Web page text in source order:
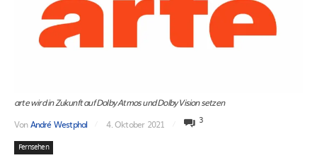
arte wird in Zukunft auf Dolby Atmos und Dolby Vision setzen
VonAndré Westphal 4. Oktober 2021 3
Fernsehen